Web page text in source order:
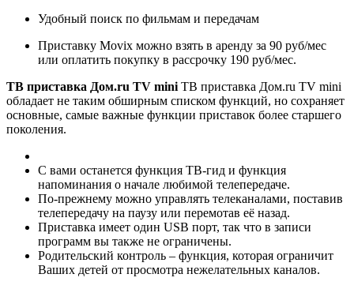
Удобный поиск по фильмам и передачам
Приставку Movix можно взять в аренду за 90 руб/мес
или оплатить покупку в рассрочку 190 руб/мес.
ТВ приставка Дом.ru TV mini ТВ приставка Дом.ru TV mini
обладает не таким обширным списком функций, но сохраняет
основные, самые важные функции приставок более старшего
поколения.
С вами останется функция ТВ-гид и функция
напоминания о начале любимой телепередаче.
По-прежнему можно управлять телеканалами, поставив
телепередачу на паузу или перемотав её назад.
Приставка имеет один USB порт, так что в записи
программ вы также не ограничены.
Родительский контроль – функция, которая ограничит
Ваших детей от просмотра нежелательных каналов.